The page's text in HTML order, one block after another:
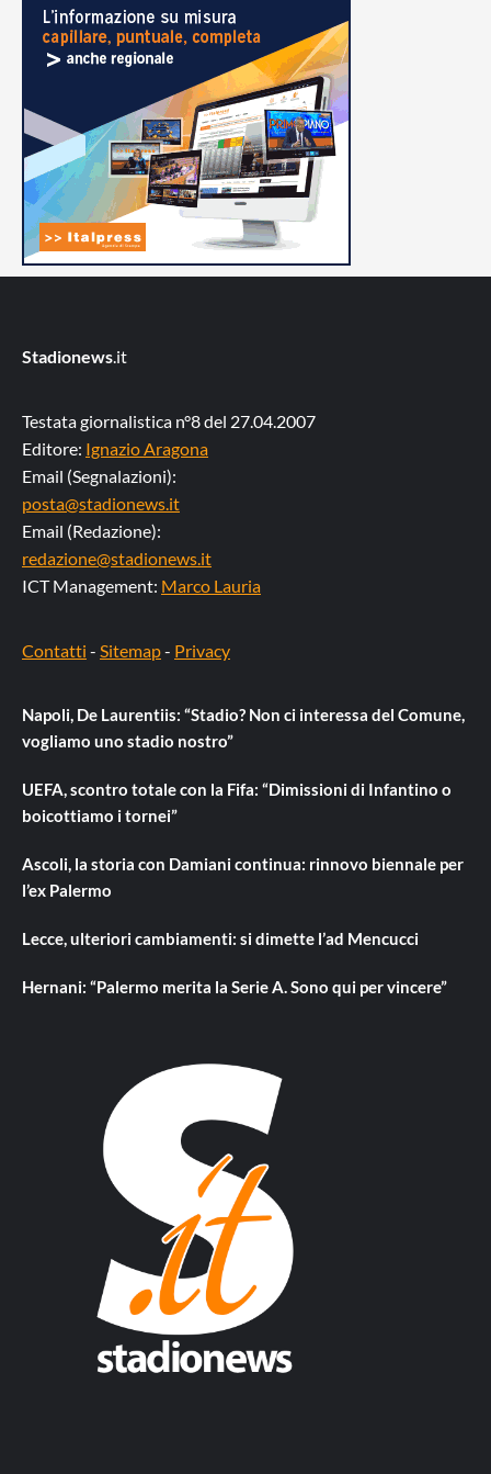
Stadionews.it
Testata giornalistica n°8 del 27.04.2007
Editore: Ignazio Aragona
Email (Segnalazioni):
posta@stadionews.it
Email (Redazione):
redazione@stadionews.it
ICT Management: Marco Lauria
Contatti - Sitemap- Privacy
Napoli, De Laurentiis: “Stadio? Non ci interessa del Comune,
vogliamo uno stadio nostro”
UEFA, scontro totale con la Fifa: “Dimissioni di Infantino o
boicottiamo i tornei”
Ascoli, la storia con Damiani continua: rinnovo biennale per
l’ex Palermo
Lecce, ulteriori cambiamenti: si dimette l’ad Mencucci
Hernani: “Palermo merita la Serie A. Sono qui per vincere”